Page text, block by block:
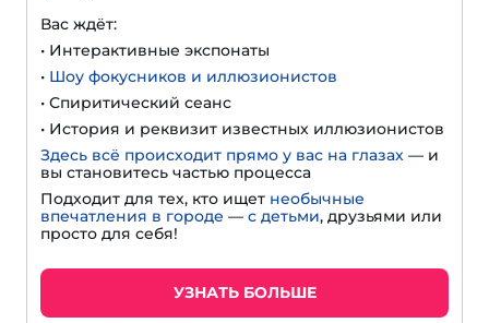
Вас ждёт:
• Интерактивные экспонаты
• Шоу фокусников и иллюзионистов
• Спиритический сеанс
• История и реквизит известных иллюзионистов
Здесь всё происходит прямо у вас на глазах — и
вы становитесь частью процесса
Подходит для тех, кто ищет необычные
впечатления в городе — с детьми, друзьями или
просто для себя!
УЗНАТЬ БОЛЬШЕ